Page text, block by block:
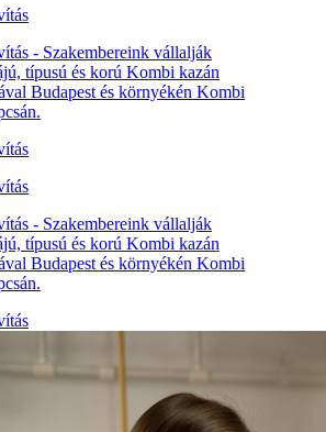
- Szakembereink vállalják
típusú és korú Kombi kazán
Budapest és környékén Kombi
- Szakembereink vállalják
típusú és korú Kombi kazán
Budapest és környékén Kombi